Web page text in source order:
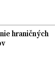
hraničných